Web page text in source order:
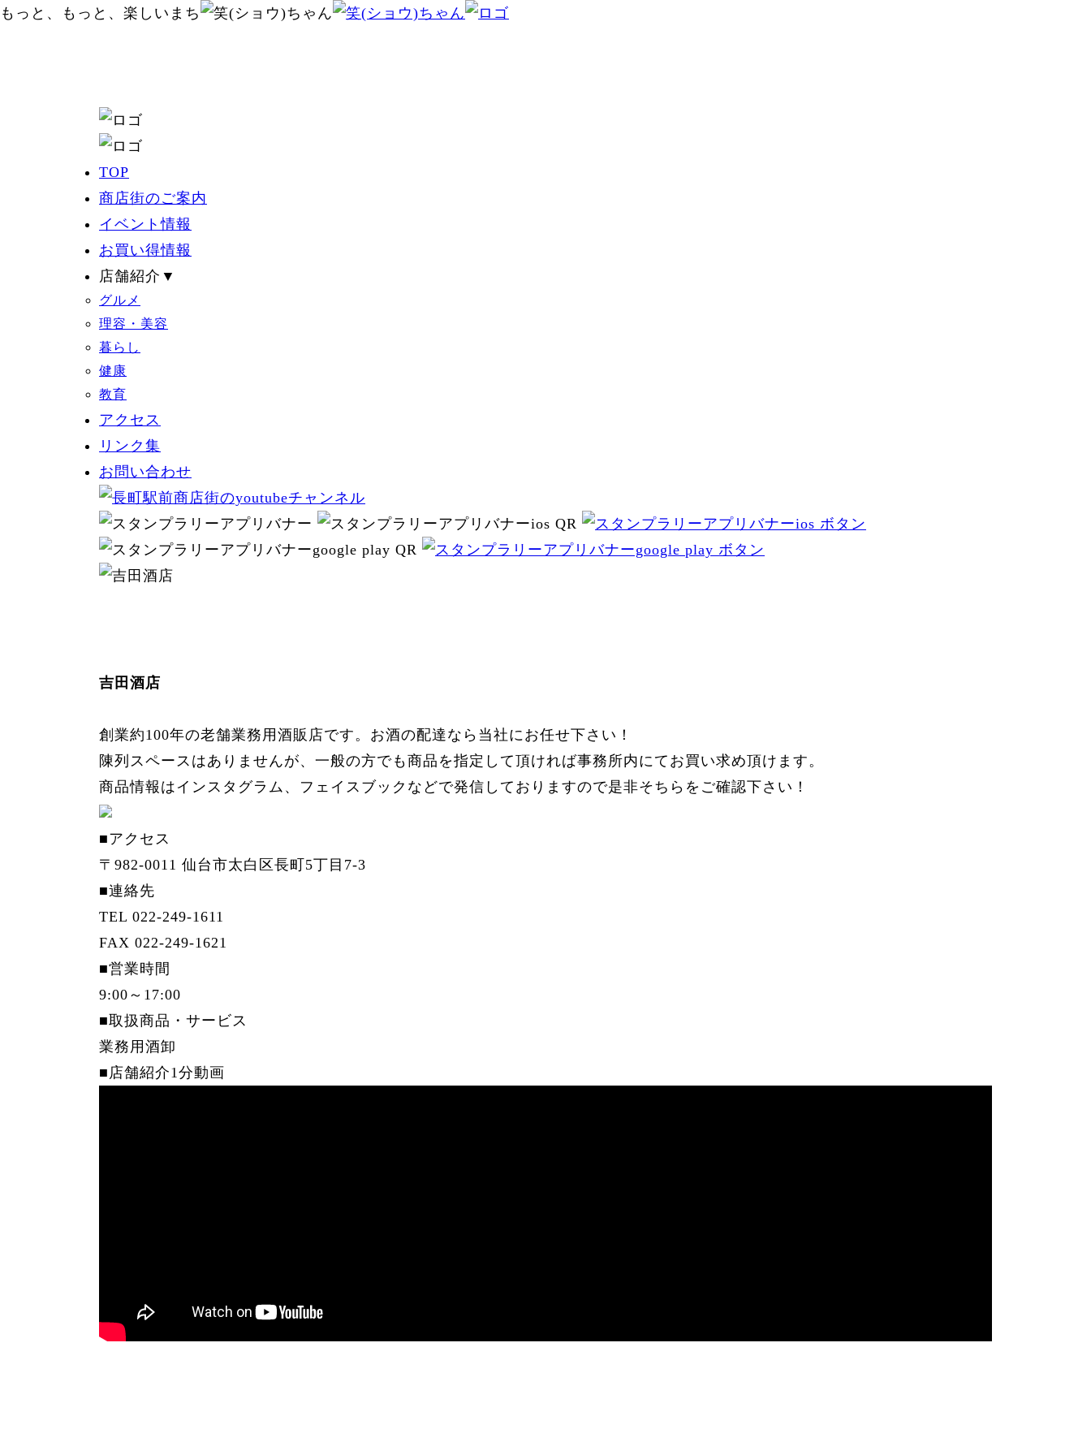
もっと、もっと、楽しいまち
TOP
商店街のご案内
イベント情報
お買い得情報
店舗紹介▼
グルメ
理容・美容
暮らし
健康
教育
アクセス
リンク集
お問い合わせ
吉田酒店
創業約100年の老舗業務用酒販店です。お酒の配達なら当社にお任せ下さい！
陳列スペースはありませんが、一般の方でも商品を指定して頂ければ事務所内にてお買い求め頂けます。
商品情報はインスタグラム、フェイスブックなどで発信しておりますので是非そちらをご確認下さい！
■アクセス
〒982-0011 仙台市太白区長町5丁目7-3
■連絡先
TEL 022-249-1611
FAX 022-249-1621
■営業時間
9:00～17:00
■取扱商品・サービス
業務用酒卸
■店舗紹介1分動画